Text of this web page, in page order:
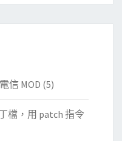
信 MOD (5)
檔，用 patch 指令